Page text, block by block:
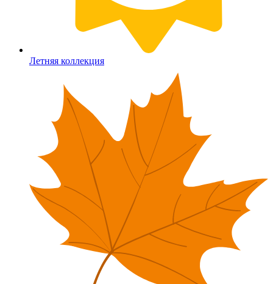
Летняя коллекция